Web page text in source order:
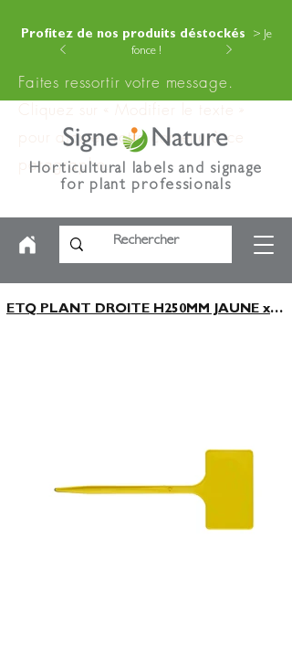
Profitez de nos produits déstockés
> Je
fonce !
Faites ressortir votre message.
Cliquez sur « Modifier le texte »
pour ajouter votre contenu à ce
paragraphe.
Horticultural labels and signage
for plant professionals
ETQ PLANT DROITE H250MM JAUNE x100